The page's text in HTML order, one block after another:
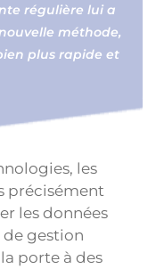
régulière lui a
méthode,
plus rapide et
les
précisément
les données
gestion
porte à des